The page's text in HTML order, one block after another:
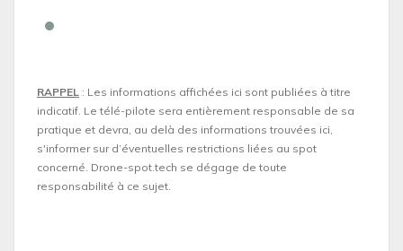
RAPPEL : Les informations affichées ici sont publiées à titre
indicatif. Le télé-pilote sera entièrement responsable de sa
pratique et devra, au delà des informations trouvées ici,
s'informer sur d’éventuelles restrictions liées au spot
concerné. Drone-spot.tech se dégage de toute
responsabilité à ce sujet.